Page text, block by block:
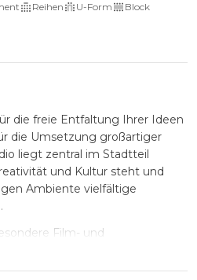
Reihen U-Form
Block
die freie Entfaltung Ihrer Ideen
die Umsetzung großartiger
liegt zentral im Stadtteil
und Kultur steht und
Ambiente vielfältige
Film- und
private redaktionelle
Vitrinen oder auch